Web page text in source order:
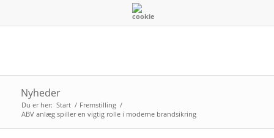
Nyheder
Du er her: Start / Fremstilling /
ABV anlæg spiller en vigtig rolle i moderne brandsikring